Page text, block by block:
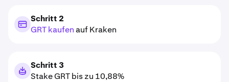
Schritt 2
GRT kaufenauf Kraken
Schritt 3
Stake GRT bis zu 10,88%